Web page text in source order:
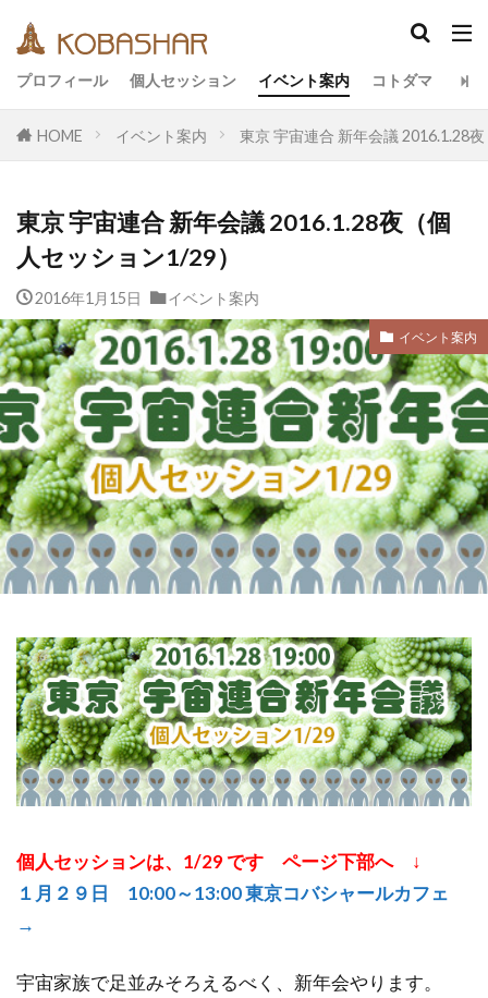
プロフィール 個人セッション イベント案内 コトダマ
HOME イベント案内 東京 宇宙連合 新年会議 2016.1.28
東京 宇宙連合 新年会議 2016.1.28夜（個
人セッション1/29）
2016年1月15日 イベント案内
イベント案内
個人セッションは、1/29 です ページ下部へ ↓
１月２９日 10:00～13:00 東京コバシャールカフェ
→
宇宙家族で足並みそろえるべく、新年会やります。
カテゴリー
アーティスト
イベント
イヤシロチ
エコ
オフグリッド
デトックス
バシャール・宇宙の法則
メッセージ
ヨガ
リトリート
ワンネス
ヴィーガン 健康
動画
友人
合宿 名古屋 地底人
子供
宇宙人
岐阜 引き寄せの法則
愛
断食
旅 沖縄 満月
石川県
祓い
覚醒の学校 農業
金沢市
鎮魂
非二元